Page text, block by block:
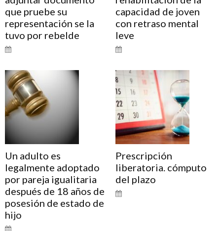
que pruebe su
representación se la
tuvo por rebelde
capacidad de joven
con retraso mental
leve
Un adulto es
legalmente adoptado
por pareja igualitaria
después de 18 años de
posesión de estado de
hijo
Prescripción
liberatoria. cómputo
del plazo